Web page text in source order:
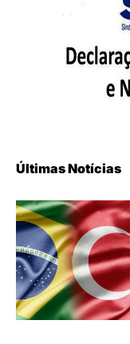
Últimas Notícias